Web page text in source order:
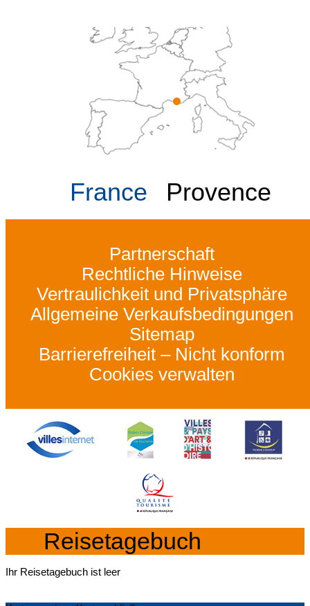
France Provence
Partnerschaft
Rechtliche Hinweise
Vertraulichkeit und Privatsphäre
Allgemeine Verkaufsbedingungen
Sitemap
Barrierefreiheit – Nicht konform
Cookies verwalten
Reisetagebuch
Ihr Reisetagebuch ist leer